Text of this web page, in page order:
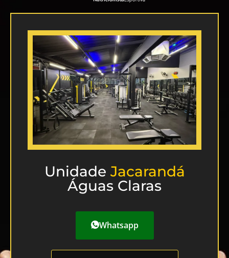
Unidade Jacarandá
Águas Claras
Whatsapp